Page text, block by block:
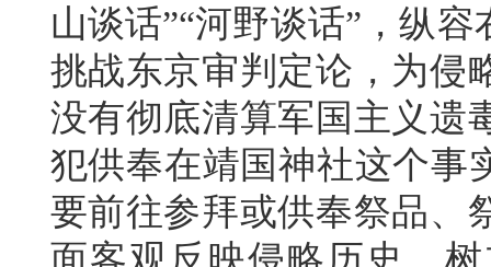
山谈话”“河野谈话”，纵
挑战东京审判定论，为侵
没有彻底清算军国主义遗
犯供奉在靖国神社这个事
要前往参拜或供奉祭品、
面客观反映侵略历史、